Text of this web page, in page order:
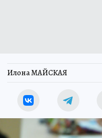
Илона МАЙСКАЯ